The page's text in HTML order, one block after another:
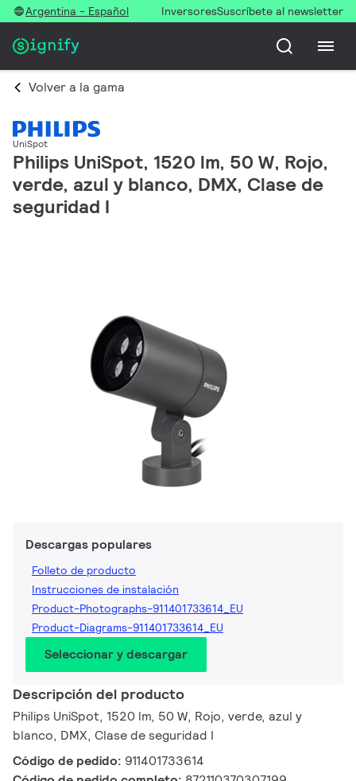
Argentina - Español InversoresSuscríbete al newsletter
Volver a la gama
UniSpot
Philips UniSpot, 1520 lm, 50 W, Rojo,
verde, azul y blanco, DMX, Clase de
seguridad I
Descargas populares
Folleto de producto
Instrucciones de instalación
Product-Photographs-911401733614_EU
Product-Diagrams-911401733614_EU
Seleccionar y descargar
Descripción del producto
Philips UniSpot, 1520 lm, 50 W, Rojo, verde, azul y
blanco, DMX, Clase de seguridad I
Código de pedido: 911401733614